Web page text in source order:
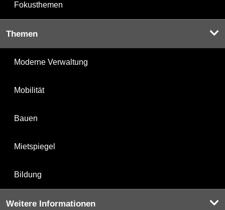
Fokusthemen
Themen
Moderne Verwaltung
Mobilität
Bauen
Mietspiegel
Bildung
Weitere Informationen